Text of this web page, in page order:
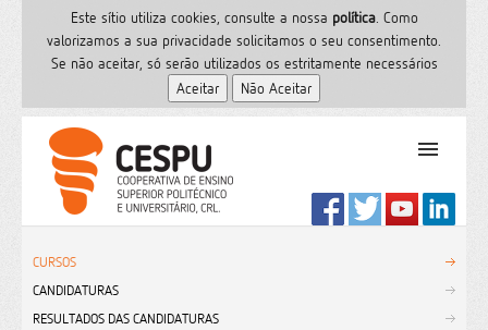
Este sítio utiliza cookies, consulte a nossa polí­tica. Como
valorizamos a sua privacidade solicitamos o seu consentimento.
Se não aceitar, só serão utilizados os estritamente necessários
PT
Formação
CURSOS
CANDIDATURAS
RESULTADOS DAS CANDIDATURAS